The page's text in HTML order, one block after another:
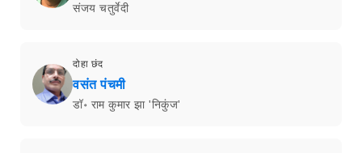
संजय चतुर्वेदी
दोहा छंद
वसंत पंचमी
डॉ॰ राम कुमार झा 'निकुंज'